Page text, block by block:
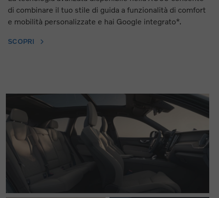
di combinare il tuo stile di guida a funzionalità di comfort
e mobilità personalizzate e hai Google integrato*.
SCOPRI